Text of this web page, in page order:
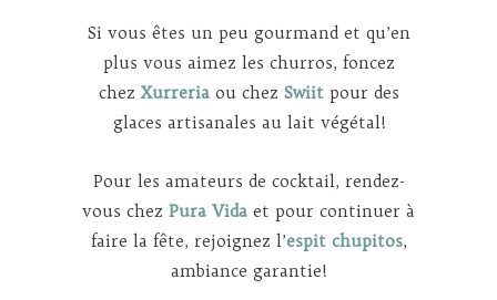
Si vous êtes un peu gourmand et qu’en
plus vous aimez les churros, foncez
chez Xurreria ou chez Swiitpour des
glaces artisanales au lait végétal!
Pour les amateurs de cocktail, rendez-
vous chez Pura Vida et pour continuer à
faire la fête, rejoignez l’espit chupitos,
ambiance garantie!